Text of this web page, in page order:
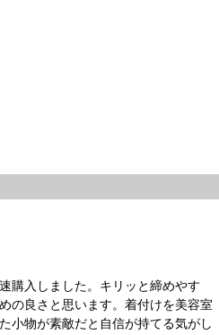
購入しました。キリッと締めやす
の良さと思います。着付けを美容室
小物が素敵だと自信が持てる気がし